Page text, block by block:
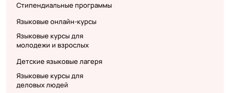
Стипендиальные программы
Языковые онлайн-курсы
Языковые курсы для
молодежи и взрослых
Детские языковые лагеря
Языковые курсы для
деловых людей